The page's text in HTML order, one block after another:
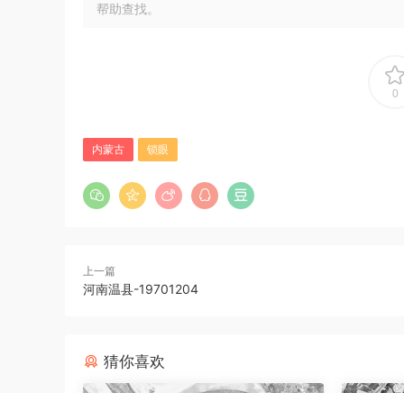
帮助查找。
0
内蒙古 锁眼
上一篇
河南温县-19701204
猜你喜欢